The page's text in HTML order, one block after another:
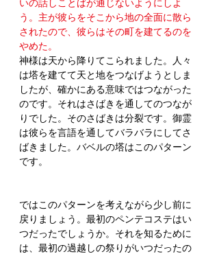
いの話しことばが通じないようにしよ
う。主が彼らをそこから地の全面に散ら
されたので、彼らはその町を建てるのを
やめた。
神様は天から降りてこられました。人々
は塔を建てて天と地をつなげようとしま
したが、確かにある意味ではつながった
のです。それはさばきを通してのつなが
りでした。そのさばきは分裂です。御霊
は彼らを言語を通してバラバラにしてさ
ばきました。バベルの塔はこのパターン
です。
ではこのパターンを考えながら少し前に
戻りましょう。最初のペンテコステはい
つだったでしょうか。それを知るために
は、最初の過越しの祭りがいつだったの